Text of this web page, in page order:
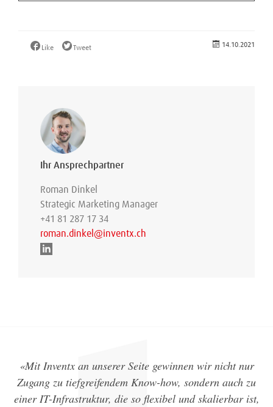
Like Tweet 14.10.2021
Ihr Ansprechpartner
Roman Dinkel
Strategic Marketing Manager
+41 81 287 17 34
roman.dinkel@inventx.ch
«Mit Inventx an unserer Seite gewinnen wir nicht nur
Zugang zu tiefgreifendem Know-how, sondern auch zu
einer IT-Infrastruktur, die so flexibel und skalierbar ist,